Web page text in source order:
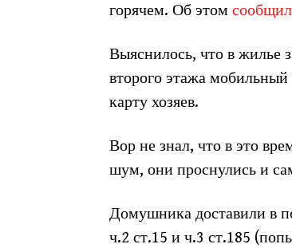
горячем. Об этом
Выяснилось, что в жилье
второго этажа
карту хозяев.
Вор не знал, что в это
шум, они проснулись и
Домушника доставили в
ч.2 ст.15 и ч.3 ст.185